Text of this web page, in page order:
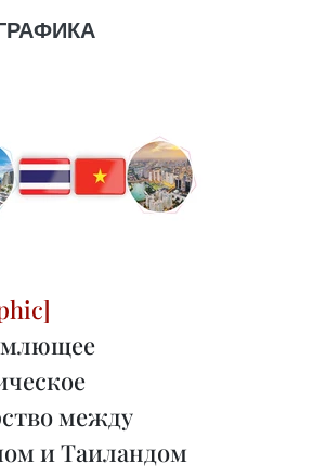
между
и Таиландом